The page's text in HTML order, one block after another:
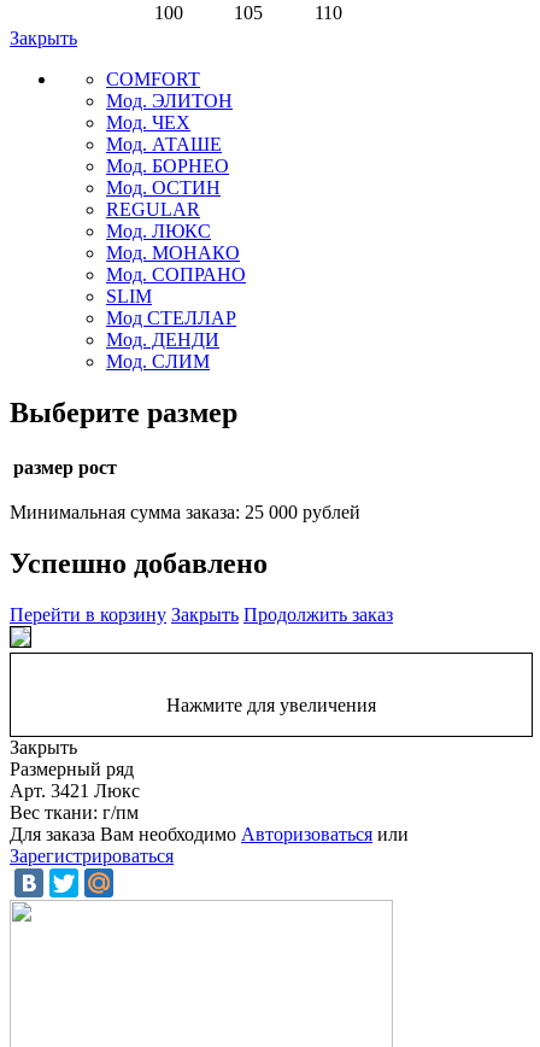
100
105
110
Закрыть
COMFORT
Мод. ЭЛИТОН
Мод. ЧЕХ
Мод. АТАШЕ
Мод. БОРНЕО
Мод. ОСТИН
REGULAR
Мод. ЛЮКС
Мод. МОНАКО
Мод. СОПРАНО
SLIM
Мод СТЕЛЛАР
Мод. ДЕНДИ
Мод. СЛИМ
Выберите размер
размер рост
Минимальная сумма заказа: 25 000 рублей
Успешно добавлено
Перейти в корзину Закрыть Продолжить заказ
Нажмите для увеличения
Закрыть
Размерный ряд
Арт. 3421 Люкс
Вес ткани: г/пм
Для заказа Вам необходимо Авторизоваться или
Зарегистрироваться